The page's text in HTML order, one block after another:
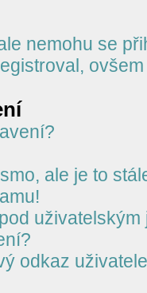
nemohu se
ale je to
uživatelským
odkaz